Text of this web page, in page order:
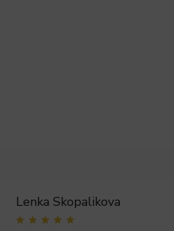
Lenka Skopalikova